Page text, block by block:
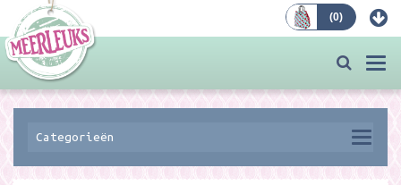
(0)
Categorieën